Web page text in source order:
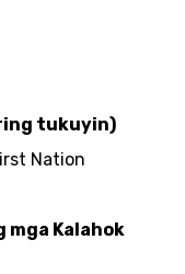
tukuyin)
Nation
mga Kalahok